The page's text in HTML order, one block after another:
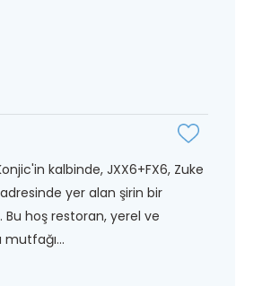
kalbinde, JXX6+FX6, Zuke
yer alan şirin bir
Bu hoş restoran, yerel ve
mutfağı...